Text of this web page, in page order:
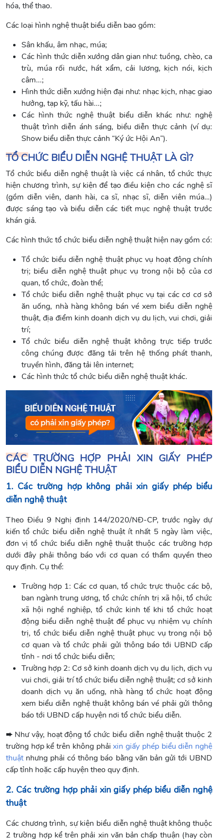
hóa, thể thao.
Các loại hình nghệ thuật biểu diễn bao gồm:
Sân khấu, âm nhạc, múa;
Các hình thức diễn xướng dân gian như: tuồng, chèo, ca
trù, múa rối nước, hát xẩm, cải lương, kịch nói, kịch
câm...;
Hình thức diễn xướng hiện đại như: nhạc kịch, nhạc giao
hưởng, tạp kỹ, tấu hài...;
Các hình thức nghệ thuật biểu diễn khác như: nghệ
thuật trình diễn ánh sáng, biểu diễn thực cảnh (ví dụ:
Show biểu diễn thực cảnh “Ký ức Hội An”).
TỔ CHỨC BIỂU DIỄN NGHỆ THUẬT LÀ GÌ?
Tổ chức biểu diễn nghệ thuật là việc cá nhân, tổ chức thực
hiện chương trình, sự kiện để tạo điều kiện cho các nghệ sĩ
(gồm diễn viên, danh hài, ca sĩ, nhạc sĩ, diễn viên múa…)
được sáng tạo và biểu diễn các tiết mục nghệ thuật trước
khán giả.
Các hình thức tổ chức biểu diễn nghệ thuật hiện nay gồm có:
Tổ chức biểu diễn nghệ thuật phục vụ hoạt động chính
trị; biểu diễn nghệ thuật phục vụ trong nội bộ của cơ
quan, tổ chức, đoàn thể;
Tổ chức biểu diễn nghệ thuật phục vụ tại các cơ cơ sở
ăn uống, nhà hàng không bán vé xem biểu diễn nghệ
thuật, địa điểm kinh doanh dịch vụ du lịch, vui chơi, giải
trí;
Tổ chức biểu diễn nghệ thuật không trực tiếp trước
công chúng được đăng tải trên hệ thống phát thanh,
truyền hình, đăng tải lên internet;
Các hình thức tổ chức biểu diễn nghệ thuật khác.
CÁC TRƯỜNG HỢP PHẢI XIN GIẤY PHÉP
BIỂU DIỄN NGHỆ THUẬT
1. Các trường hợp không phải xin giấy phép biểu
diễn nghệ thuật
Theo Điều 9 Nghị định 144/2020/NĐ-CP, trước ngày dự
kiến tổ chức biểu diễn nghệ thuật ít nhất 5 ngày làm việc,
đơn vị tổ chức biểu diễn nghệ thuật thuộc các trường hợp
dưới đây phải thông báo với cơ quan có thẩm quyền theo
quy định. Cụ thể:
Trường hợp 1: Các cơ quan, tổ chức trực thuộc các bộ,
ban ngành trung ương, tổ chức chính trị xã hội, tổ chức
xã hội nghề nghiệp, tổ chức kinh tế khi tổ chức hoạt
động biểu diễn nghệ thuật để phục vụ nhiệm vụ chính
trị, tổ chức biểu diễn nghệ thuật phục vụ trong nội bộ
cơ quan và tổ chức phải gửi thông báo tới UBND cấp
tỉnh - nơi tổ chức biểu diễn;
Trường hợp 2: Cơ sở kinh doanh dịch vụ du lịch, dịch vụ
vui chơi, giải trí tổ chức biểu diễn nghệ thuật; cơ sở kinh
doanh dịch vụ ăn uống, nhà hàng tổ chức hoạt động
xem biểu diễn nghệ thuật không bán vé phải gửi thông
báo tới UBND cấp huyện nơi tổ chức biểu diễn.
➨ Như vậy, hoạt động tổ chức biểu diễn nghệ thuật thuộc 2
trường hợp kể trên không phải xin giấy phép biểu diễn nghệ
thuậtnhưng phải có thông báo bằng văn bản gửi tới UBND
cấp tỉnh hoặc cấp huyện theo quy định.
2. Các trường hợp phải xin giấy phép biểu diễn nghệ
thuật
Các chương trình, sự kiện biểu diễn nghệ thuật không thuộc
2 trường hợp kể trên phải xin văn bản chấp thuận (hay còn